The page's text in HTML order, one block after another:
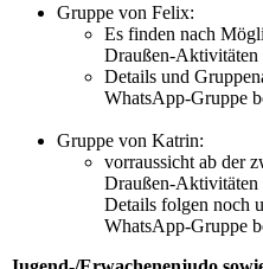
Gruppe von Felix:
Es finden nach
Draußen-Aktivitäten
Details und
WhatsApp-Gruppe
Gruppe von Katrin:
vorraussicht ab der
Draußen-Aktivitäten
Details folgen noch
WhatsApp-Gruppe